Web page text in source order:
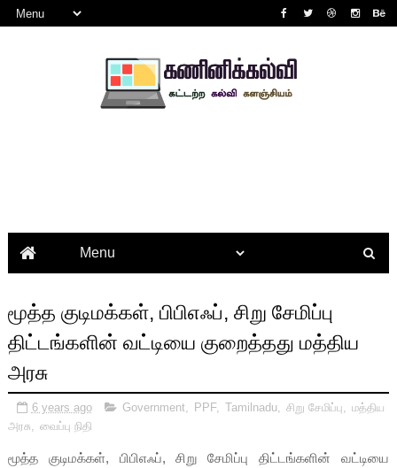
மூத்த குடிமக்கள், பிபிஎஃப், சிறு சேமிப்பு
திட்டங்களின் வட்டியை குறைத்தது மத்திய
அரசு
6 years ago Government PPF, Tamilnadu சிறு சேமிப்பு
மத்திய
அரசு
வைப்பு நிதி
மூத்த குடிமக்கள், பிபிஎஃப், சிறு சேமிப்பு திட்டங்களின் வட்டியை